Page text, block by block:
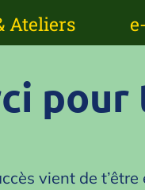
Ateliers
pour
vient de